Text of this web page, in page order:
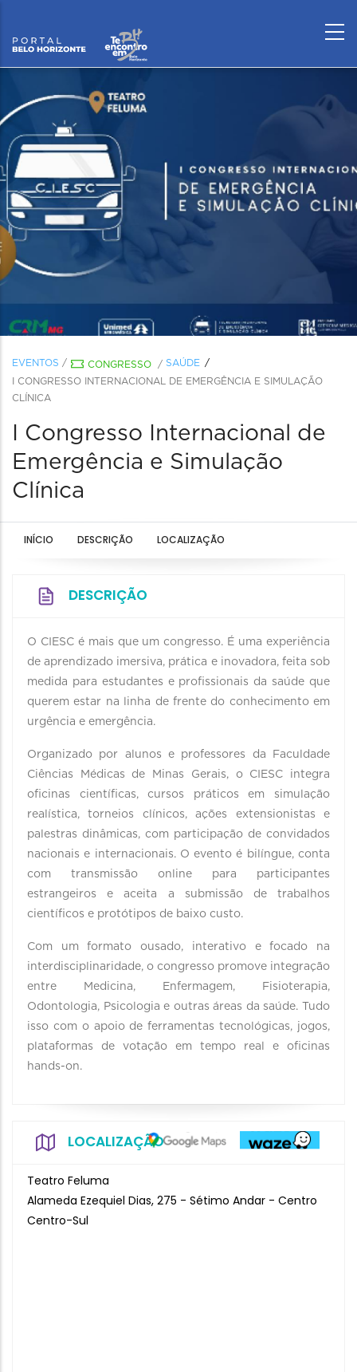
EVENTOS / CONGRESSO / SAÚDE
I CONGRESSO INTERNACIONAL DE EMERGÊNCIA E SIMULAÇÃO
CLÍNICA
I Congresso Internacional de
Emergência e Simulação
Clínica
INÍCIO DESCRIÇÃO LOCALIZAÇÃO
DESCRIÇÃO
O CIESC é mais que um congresso. É uma experiência
de aprendizado imersiva, prática e inovadora, feita sob
medida para estudantes e profissionais da saúde que
querem estar na linha de frente do conhecimento em
urgência e emergência.
Organizado por alunos e professores da Faculdade
Ciências Médicas de Minas Gerais, o CIESC integra
oficinas científicas, cursos práticos em simulação
realística, torneios clínicos, ações extensionistas e
palestras dinâmicas, com participação de convidados
nacionais e internacionais. O evento é bilíngue, conta
com transmissão online para participantes
estrangeiros e aceita a submissão de trabalhos
científicos e protótipos de baixo custo.
Com um formato ousado, interativo e focado na
interdisciplinaridade, o congresso promove integração
entre Medicina, Enfermagem, Fisioterapia,
Odontologia, Psicologia e outras áreas da saúde. Tudo
isso com o apoio de ferramentas tecnológicas, jogos,
plataformas de votação em tempo real e oficinas
hands-on.
LOCALIZAÇÃO
Teatro Feluma
Alameda Ezequiel Dias, 275 - Sétimo Andar - Centro
Centro-Sul